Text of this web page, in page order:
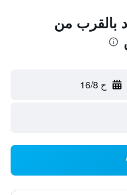
بالقرب من
ح 16/8